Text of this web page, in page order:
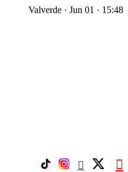
Valverde · Jun 01 · 15:48